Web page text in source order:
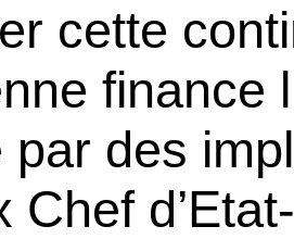
cette
finance
par des
Chef